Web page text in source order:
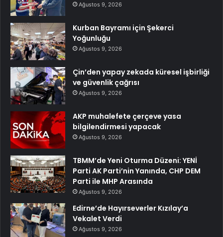
Ağustos 9, 2026
Kurban Bayramı için Şekerci
Yoğunluğu
Ağustos 9, 2026
Çin’den yapay zekada küresel işbirliği
ve güvenlik çağrısı
Ağustos 9, 2026
AKP muhalefete çerçeve yasa
bilgilendirmesi yapacak
Ağustos 9, 2026
TBMM’de Yeni Oturma Düzeni: YENİ
Parti AK Parti’nin Yanında, CHP DEM
Parti ile MHP Arasında
Ağustos 9, 2026
Edirne’de Hayırseverler Kızılay’a
Vekalet Verdi
Ağustos 9, 2026